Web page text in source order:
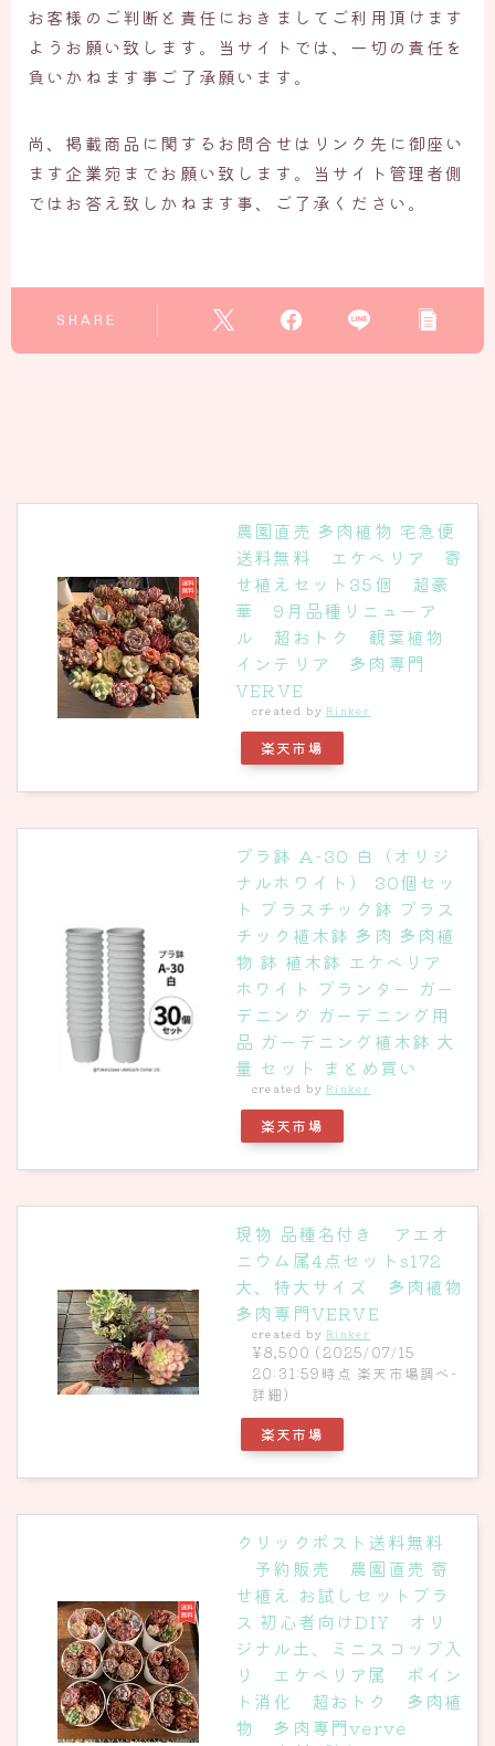
お客様のご判断と責任におきましてご利用頂けます
ようお願い致します。当サイトでは、一切の責任を
負いかねます事ご了承願います。
尚、掲載商品に関するお問合せはリンク先に御座い
ます企業宛までお願い致します。当サイト管理者側
ではお答え致しかねます事、ご了承ください。
SHARE
農園直売 多肉植物 宅急便
送料無料 エケベリア 寄
せ植えセット35個 超豪
華 9月品種リニューア
ル 超おトク 観葉植物
インテリア 多肉専門
VERVE
created byRinker
楽天市場
プラ鉢 A-30 白（オリジ
ナルホワイト） 30個セッ
ト プラスチック鉢 プラス
チック植木鉢 多肉 多肉植
物 鉢 植木鉢 エケベリア
ホワイト プランター ガー
デニング ガーデニング用
品 ガーデニング植木鉢 大
量 セット まとめ買い
created byRinker
楽天市場
現物 品種名付き アエオ
ニウム属4点セットs172
大、特大サイズ 多肉植物
多肉専門VERVE
created byRinker
¥8,500 (2025/07/15
20:31:59時点 楽天市場調べ-
詳細)
楽天市場
クリックポスト送料無料
予約販売 農園直売 寄
せ植え お試しセットプラ
ス 初心者向けDIY オリ
ジナル土、ミニスコップ入
り エケベリア属 ポイン
ト消化 超おトク 多肉植
物 多肉専門verve